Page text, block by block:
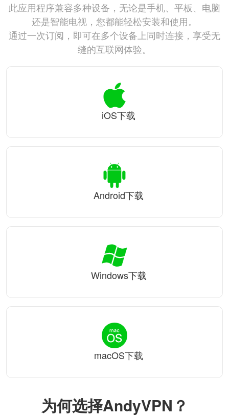
为何选择AndyVPN？
此应用程序兼容多种设备，无论是手机、平板、电脑
还是智能电视，您都能轻松安装和使用。
通过一次订阅，即可在多个设备上同时连接，享受无
缝的互联网体验。
iOS下载
Android下载
Windows下载
macOS下载